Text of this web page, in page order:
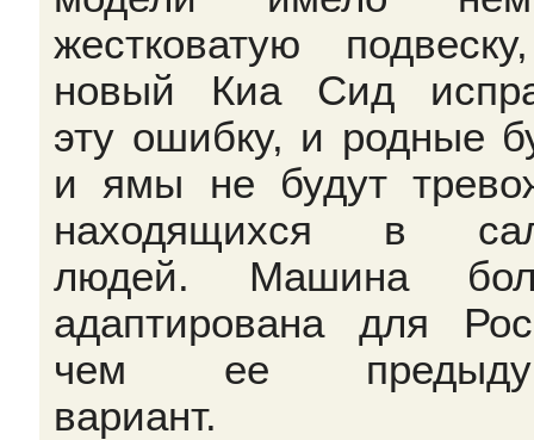
жестковатую
новый Киа Сид
эту ошибку, и родные
и ямы не будут
находящихся в
людей. Машина
адаптирована для
чем ее
вариант.